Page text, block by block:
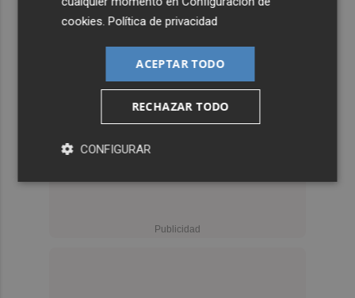
cookies .Política de privacidad
ACEPTAR TODO
RECHAZAR TODO
CONFIGURAR